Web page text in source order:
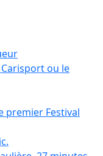
ou le
premier Festival